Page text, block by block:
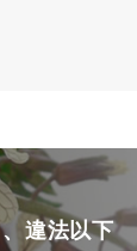
違法以下